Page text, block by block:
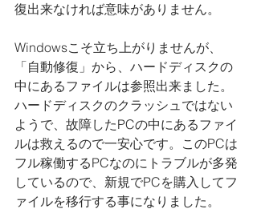
復出来なければ意味がありません。
Windowsこそ立ち上がりませんが、
「自動修復」から、ハードディスクの
中にあるファイルは参照出来ました。
ハードディスクのクラッシュではない
ようで、故障したPCの中にあるファイ
ルは救えるので一安心です。このPCは
フル稼働するPCなのにトラブルが多発
しているので、新規でPCを購入してフ
ァイルを移行する事になりました。